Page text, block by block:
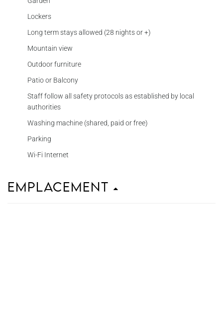
Lockers
Long term stays allowed (28 nights or +)
Mountain view
Outdoor furniture
Patio or Balcony
Staff follow all safety protocols as established by local
authorities
Washing machine (shared, paid or free)
Parking
Wi-Fi Internet
Emplacement